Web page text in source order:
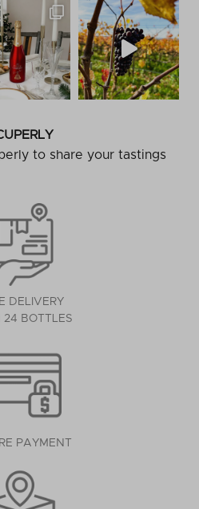
to share your tastings
DELIVERY
24 BOTTLES
PAYMENT